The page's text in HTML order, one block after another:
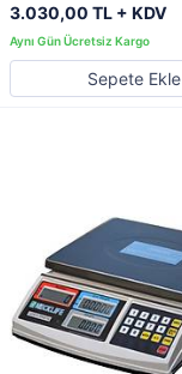
3.030,00 TL + KDV
Sepete Ekle